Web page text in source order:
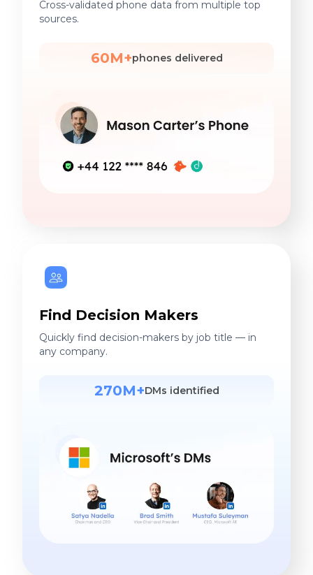
Cross-validated phone data from multiple top
sources.
60M+phones delivered
Find Decision Makers
Quickly find decision-makers by job title — in
any company.
270M+DMs identified